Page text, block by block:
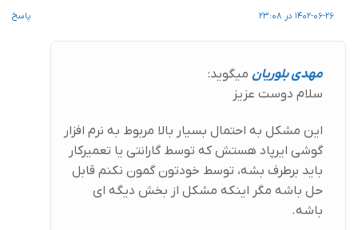
1402-06-26 در 23:08 پاسخ
مهدی بلوریان میگوید:
سلام دوست عزیز
این مشکل به احتمال بسیار بالا مربوط به نرم افزار
گوشی ایرپاد هستش که توسط گارانتی یا تعمیرکار
باید برطرف بشه، توسط خودتون گمون نکنم قابل
حل باشه مگر اینکه مشکل از بخش دیگه ای
باشه.